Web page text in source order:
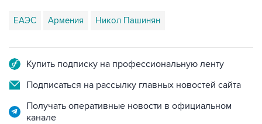
ЕАЭС Армения Никол Пашинян
Купить подписку на профессиональную ленту
Подписаться на рассылку главных новостей сайта
Получать оперативные новости в официальном
канале